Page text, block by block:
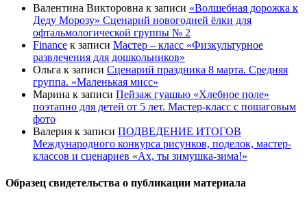
Валентина Викторовна к записи «Волшебная дорожка к
Деду Морозу» Сценарий новогодней ёлки для
офтальмологической группы № 2
Finance к записи Мастер – класс «Физкультурное
развлечения для дошкольников»
Ольга к записи Сценарий праздника 8 марта. Средняя
группа. «Маленькая мисс»
Марина к записи Пейзаж гуашью «Хлебное поле»
поэтапно для детей от 5 лет. Мастер-класс с пошаговым
фото
Валерия к записи ПОДВЕДЕНИЕ ИТОГОВ
Международного конкурса рисунков, поделок, мастер-
классов и сценариев «Ах, ты зимушка-зима!»
Образец свидетельства о публикации материала